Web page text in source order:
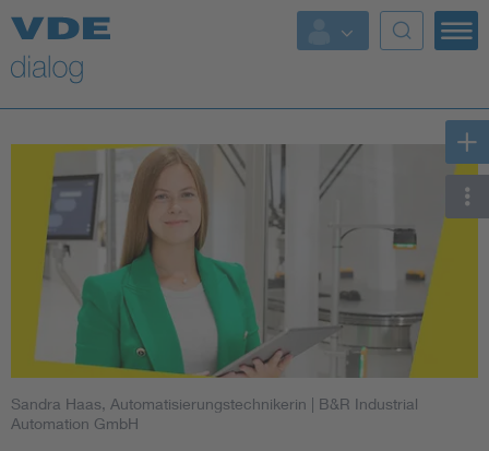
Sandra Haas, Automatisierungstechnikerin | B&R Industrial
Automation GmbH